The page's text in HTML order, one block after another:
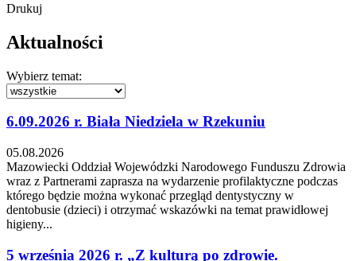
Drukuj
Aktualności
Wybierz temat:
6.09.2026 r. Biała Niedziela w Rzekuniu
05.08.2026
Mazowiecki Oddział Wojewódzki Narodowego Funduszu Zdrowia
wraz z Partnerami zaprasza na wydarzenie profilaktyczne podczas
którego będzie można wykonać przegląd dentystyczny w
dentobusie (dzieci) i otrzymać wskazówki na temat prawidłowej
higieny...
5 września 2026 r. „Z kulturą po zdrowie.